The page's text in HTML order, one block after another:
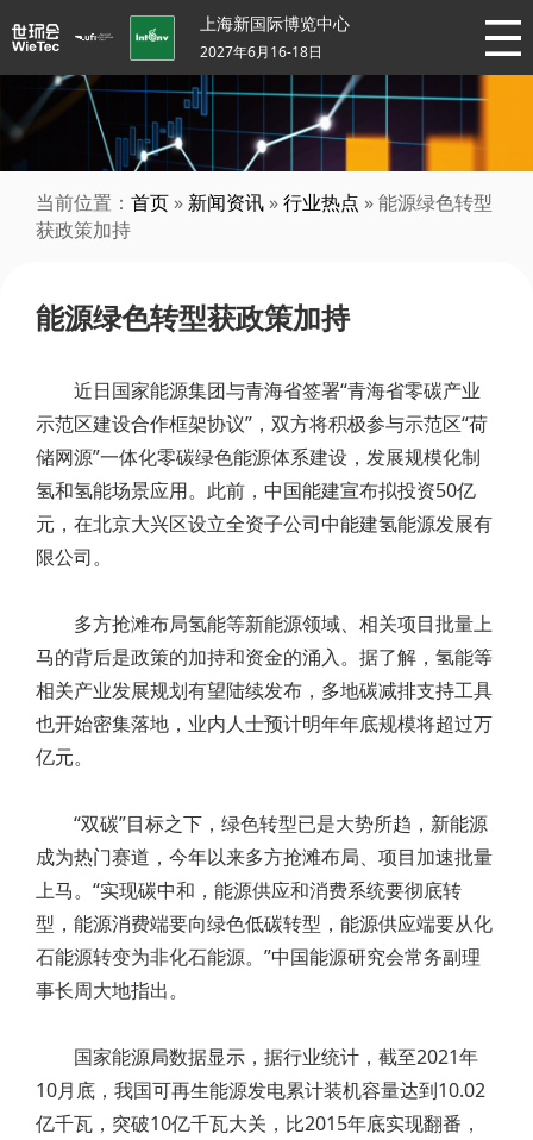
上海新国际博览中心
2027年6月16-18日
当前位置： 首页 » 新闻资讯 »行业热点 » 能源绿色转型
获政策加持
能源绿色转型获政策加持
近日国家能源集团与青海省签署“青海省零碳产业
示范区建设合作框架协议”，双方将积极参与示范区“荷
储网源”一体化零碳绿色能源体系建设，发展规模化制
氢和氢能场景应用。此前，中国能建宣布拟投资50亿
元，在北京大兴区设立全资子公司中能建氢能源发展有
限公司。
多方抢滩布局氢能等新能源领域、相关项目批量上
马的背后是政策的加持和资金的涌入。据了解，氢能等
相关产业发展规划有望陆续发布，多地碳减排支持工具
也开始密集落地，业内人士预计明年年底规模将超过万
亿元。
“双碳”目标之下，绿色转型已是大势所趋，新能源
成为热门赛道，今年以来多方抢滩布局、项目加速批量
上马。“实现碳中和，能源供应和消费系统要彻底转
型，能源消费端要向绿色低碳转型，能源供应端要从化
石能源转变为非化石能源。”中国能源研究会常务副理
事长周大地指出。
国家能源局数据显示，据行业统计，截至2021年
10月底，我国可再生能源发电累计装机容量达到10.02
亿千瓦，突破10亿千瓦大关，比2015年底实现翻番，